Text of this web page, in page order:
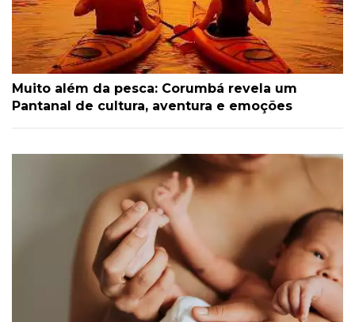
Muito além da pesca: Corumbá revela um
Pantanal de cultura, aventura e emoções